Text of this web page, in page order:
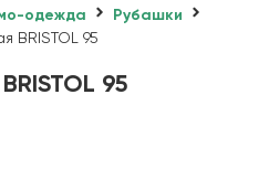
одежда
Рубашки
BRISTOL 95
95